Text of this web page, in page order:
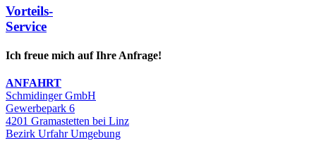
Vorteils-
Service
Ich freue mich auf Ihre Anfrage!
ANFAHRT
Schmidinger GmbH
Gewerbepark 6
4201 Gramastetten bei Linz
Bezirk Urfahr Umgebung